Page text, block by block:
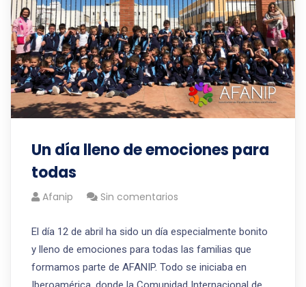
Un día lleno de emociones para
todas
Afanip Sin comentarios
El día 12 de abril ha sido un día especialmente bonito
y lleno de emociones para todas las familias que
formamos parte de AFANIP. Todo se iniciaba en